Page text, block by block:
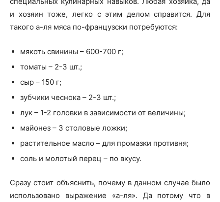
и хозяин тоже, легко с этим делом справится. Для
такого а-ля мяса по-французски потребуются:
мякоть свинины – 600-700 г;
томаты – 2-3 шт.;
сыр – 150 г;
зубчики чеснока – 2-3 шт.;
лук – 1-2 головки в зависимости от величины;
майонез – 3 столовые ложки;
растительное масло – для промазки противня;
соль и молотый перец – по вкусу.
Сразу стоит объяснить, почему в данном случае было
использовано выражение «а-ля». Да потому что в